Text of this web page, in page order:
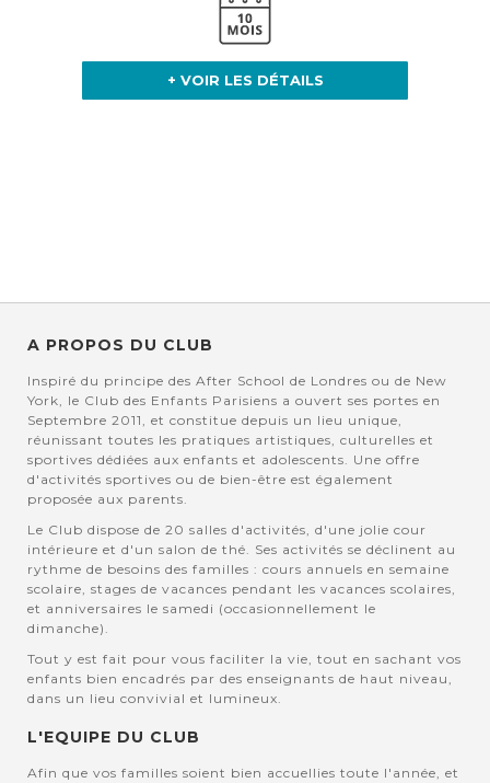
+ VOIR LES DÉTAILS
A PROPOS DU CLUB
Inspiré du principe des After School de Londres ou de New
York, le Club des Enfants Parisiens a ouvert ses portes en
Septembre 2011, et constitue depuis un lieu unique,
réunissant toutes les pratiques artistiques, culturelles et
sportives dédiées aux enfants et adolescents. Une offre
d'activités sportives ou de bien-être est également
proposée aux parents.
Le Club dispose de 20 salles d'activités, d'une jolie cour
intérieure et d'un salon de thé. Ses activités se déclinent au
rythme de besoins des familles : cours annuels en semaine
scolaire, stages de vacances pendant les vacances scolaires,
et anniversaires le samedi (occasionnellement le
dimanche).
Tout y est fait pour vous faciliter la vie, tout en sachant vos
enfants bien encadrés par des enseignants de haut niveau,
dans un lieu convivial et lumineux.
L'EQUIPE DU CLUB
Afin que vos familles soient bien accuellies toute l'année, et